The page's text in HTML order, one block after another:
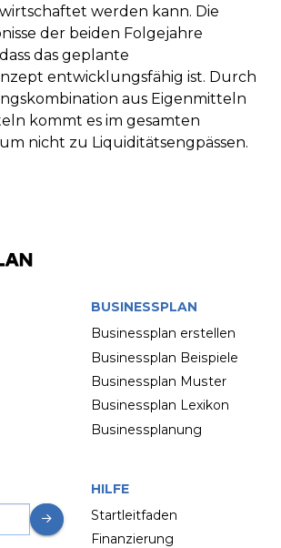
werden kann. Die
der beiden Folgejahre
das geplante
entwicklungsfähig ist. Durch
aus Eigenmitteln
kommt es im gesamten
nicht zu Liquiditätsengpässen.
BUSINESSPLAN
Businessplan erstellen
Businessplan Beispiele
Businessplan Muster
Businessplan Lexikon
Businessplanung
HILFE
Startleitfaden
Finanzierung